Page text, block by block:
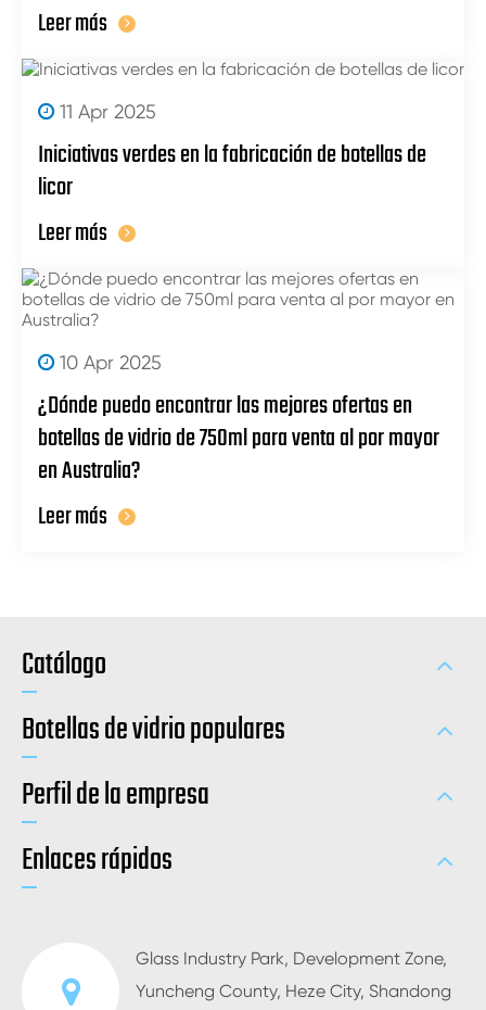
Leer más
11 Apr 2025
Iniciativas verdes en la fabricación de botellas de
licor
Leer más
10 Apr 2025
¿Dónde puedo encontrar las mejores ofertas en
botellas de vidrio de 750ml para venta al por mayor
en Australia?
Leer más
Catálogo
Botellas de vidrio populares
Perfil de la empresa
Enlaces rápidos
Glass Industry Park, Development Zone,
Yuncheng County, Heze City, Shandong